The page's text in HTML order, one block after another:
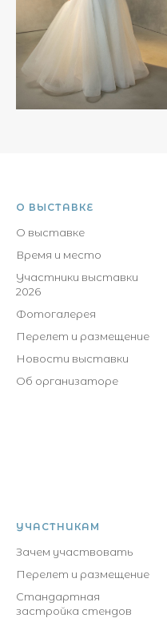
О ВЫСТАВКЕ
О выставке
Время и место
Участники выставки
2026
Фотогалерея
Перелет и размещение
Новости выставки
Об организаторе
УЧАСТНИКАМ
Зачем участвовать
Перелет и размещение
Стандартная
застройка стендов